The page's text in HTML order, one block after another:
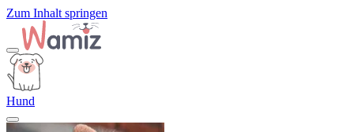
Zum Inhalt springen
Hund